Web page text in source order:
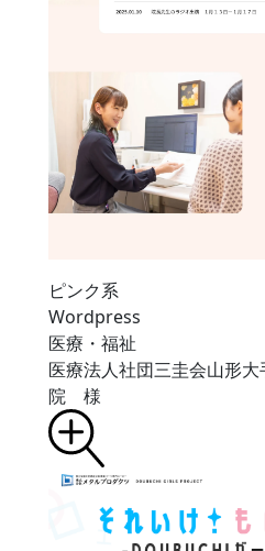
ピンク系
Wordpress
医療・福祉
医療法人社団三圭会山形
院 様